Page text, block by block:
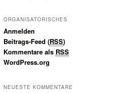
ORGANISATORISCHES
Anmelden
Beitrags-Feed (RSS)
Kommentare als RSS
WordPress.org
NEUESTE KOMMENTARE